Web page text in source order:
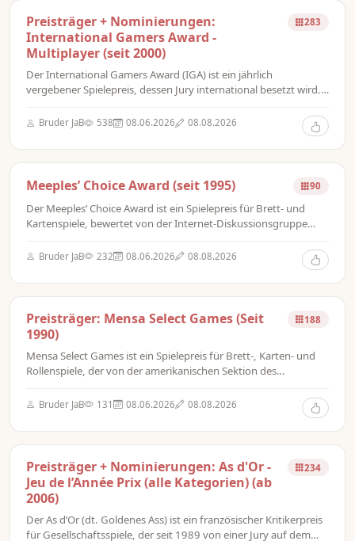
Preisträger + Nominierungen:
International Gamers Award -
Multiplayer (seit 2000)
283
Der International Gamers Award (IGA) ist ein jährlich
vergebener Spielepreis, dessen Jury international besetzt wird.
Strategy Games mit den Optionen Multiplayer für
Mehrspielerspiele und Two Player für 2-Personen-Spiele sowie
Bruder JaB 538 08.06.2026 08.08.2026
Meeples’ Choice Award (seit 1995) 90
Der Meeples’ Choice Award ist ein Spielepreis für Brett- und
Kartenspiele, bewertet von der Internet-Diskussionsgruppe
Bruder JaB 232 08.06.2026 08.08.2026
Preisträger: Mensa Select Games (Seit
1990)
188
Mensa Select Games ist ein Spielepreis für Brett-, Karten- und
Rollenspiele, der von der amerikanischen Sektion des
dieser Preis fünf Spielen im Mind Games-Wettbewerb verliehen,
die sich durch besondere intellektuelle Herausforderungen
Bruder JaB 131 08.06.2026 08.08.2026
Preisträger + Nominierungen: As d'Or -
Jeu de l’Année Prix (alle Kategorien) (ab
2006)
234
Der As d’Or (dt. Goldenes Ass) ist ein französischer Kritikerpreis
für Gesellschaftsspiele, der seit 1989 von einer Jury auf dem